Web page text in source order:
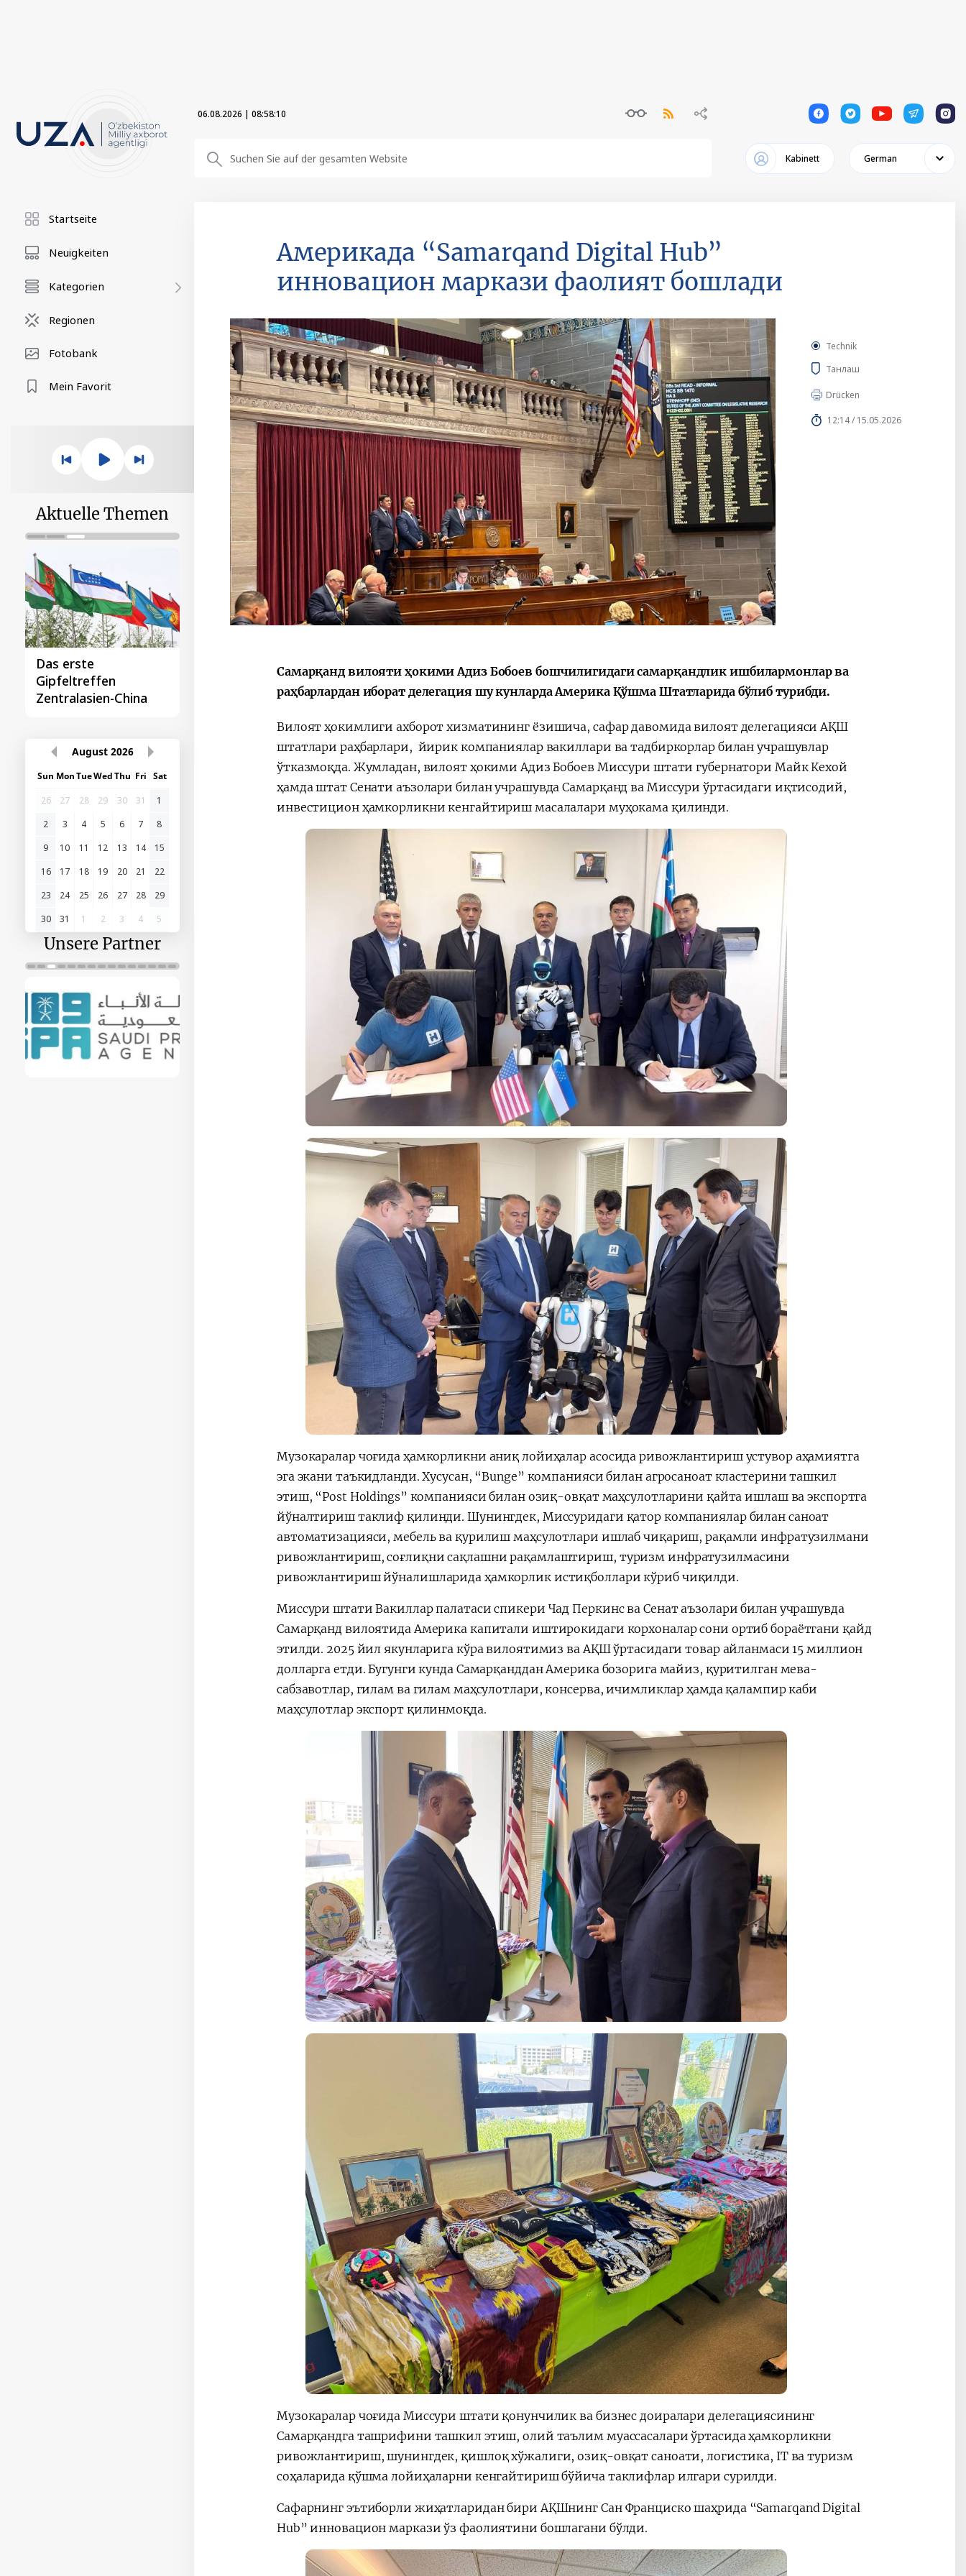
06.08.2026 | 08:58:12 1 1 1 1 1
Kabinett German
Startseite
Neuigkeiten
Kategorien
Regionen
Fotobank
Mein Favorit
Aktuelle Themen
Das erste
Gipfeltreffen
Zentralasien-China
August 2026
Sun MonTueWedThu Fri Sat
26
27 28 29 30 31
1
2
3 4 5 6 7
8
9
10 11 12 13 14
15
16
17 18 19 20 21
22
23
24 25 26 27 28
29
30
31 1 2 3 4 5
Unsere Partner
Америкада “Samarqand Digital Hub”
инновацион маркази фаолият бошлади
Technik
Танлаш
Drücken
12:14 / 15.05.2026
Самарқанд вилояти ҳокими Адиз Бобоев бошчилигидаги самарқандлик ишбилармонлар ва
раҳбарлардан иборат делегация шу кунларда Америка Қўшма Штатларида бўлиб турибди.
Вилоят ҳокимлиги ахборот хизматининг ёзишича, сафар давомида вилоят делегацияси АҚШ
штатлари раҳбарлари, йирик компаниялар вакиллари ва тадбиркорлар билан учрашувлар
ўтказмоқда. Жумладан, вилоят ҳокими Адиз Бобоев Миссури штати губернатори Майк Кехой
ҳамда штат Сенати аъзолари билан учрашувда Самарқанд ва Миссури ўртасидаги иқтисодий,
инвестицион ҳамкорликни кенгайтириш масалалари муҳокама қилинди.
Музокаралар чоғида ҳамкорликни аниқ лойиҳалар асосида ривожлантириш устувор аҳамиятга
эга экани таъкидланди. Хусусан, “Bunge” компанияси билан агросаноат кластерини ташкил
этиш, “Post Holdings” компанияси билан озиқ-овқат маҳсулотларини қайта ишлаш ва экспортга
йўналтириш таклиф қилинди. Шунингдек, Миссуридаги қатор компаниялар билан саноат
автоматизацияси, мебель ва қурилиш маҳсулотлари ишлаб чиқариш, рақамли инфратузилмани
ривожлантириш, соғлиқни сақлашни рақамлаштириш, туризм инфратузилмасини
ривожлантириш йўналишларида ҳамкорлик истиқболлари кўриб чиқилди.
Миссури штати Вакиллар палатаси спикери Чад Перкинс ва Сенат аъзолари билан учрашувда
Самарқанд вилоятида Америка капитали иштирокидаги корхоналар сони ортиб бораётгани қайд
этилди. 2025 йил якунларига кўра вилоятимиз ва АҚШ ўртасидаги товар айланмаси 15 миллион
долларга етди. Бугунги кунда Самарқанддан Америка бозорига майиз, қуритилган мева-
сабзавотлар, гилам ва гилам маҳсулотлари, консерва, ичимликлар ҳамда қалампир каби
маҳсулотлар экспорт қилинмоқда.
Музокаралар чоғида Миссури штати қонунчилик ва бизнес доиралари делегациясининг
Самарқандга ташрифини ташкил этиш, олий таълим муассасалари ўртасида ҳамкорликни
ривожлантириш, шунингдек, қишлоқ хўжалиги, озиқ-овқат саноати, логистика, IT ва туризм
соҳаларида қўшма лойиҳаларни кенгайтириш бўйича таклифлар илгари сурилди.
Сафарнинг эътиборли жиҳатларидан бири АҚШнинг Сан Франциско шаҳрида “Samarqand Digital
Hub” инновацион маркази ўз фаолиятини бошлагани бўлди.